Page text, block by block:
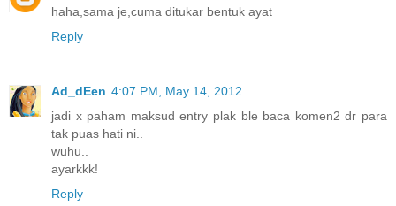
haha,sama je,cuma ditukar bentuk ayat
Reply
Ad_dEen 4:07 PM, May 14, 2012
jadi x paham maksud entry plak ble baca komen2 dr para
tak puas hati ni..
wuhu..
ayarkkk!
Reply